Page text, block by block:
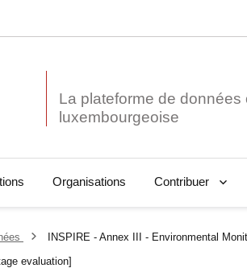
La plateforme de données
Organisations Contribuer
INSPIRE - Annex III - Environmental
evaluation]